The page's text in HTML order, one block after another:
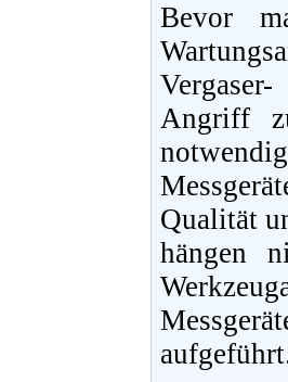
Bevor
Angriff
Qualität
hängen